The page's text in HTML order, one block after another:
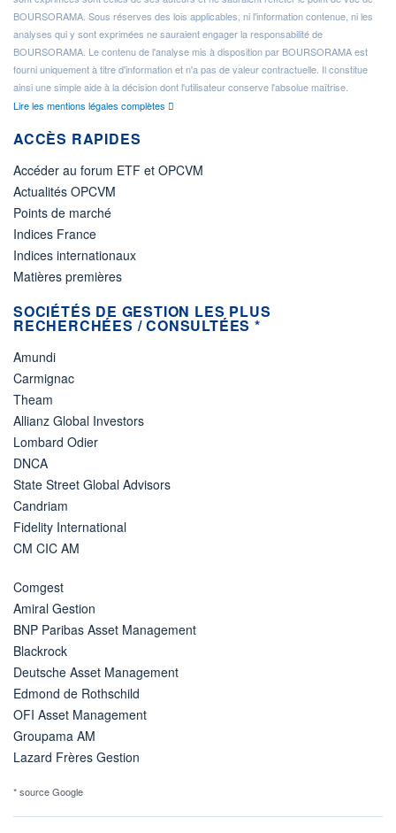
BOURSORAMA. Sous réserves des lois applicables, ni l'information contenue, ni les
analyses qui y sont exprimées ne sauraient engager la responsabilité de
BOURSORAMA. Le contenu de l'analyse mis à disposition par BOURSORAMA est
fourni uniquement à titre d'information et n'a pas de valeur contractuelle. Il constitue
ainsi une simple aide à la décision dont l'utilisateur conserve l'absolue maîtrise.
Lire les mentions légales complètes
ACCÈS RAPIDES
Accéder au forum ETF et OPCVM
Actualités OPCVM
Points de marché
Indices France
Indices internationaux
Matières premières
SOCIÉTÉS DE GESTION LES PLUS
RECHERCHÉES / CONSULTÉES *
Amundi
Carmignac
Theam
Allianz Global Investors
Lombard Odier
DNCA
State Street Global Advisors
Candriam
Fidelity International
CM CIC AM
Comgest
Amiral Gestion
BNP Paribas Asset Management
Blackrock
Deutsche Asset Management
Edmond de Rothschild
OFI Asset Management
Groupama AM
Lazard Frères Gestion
* source Google